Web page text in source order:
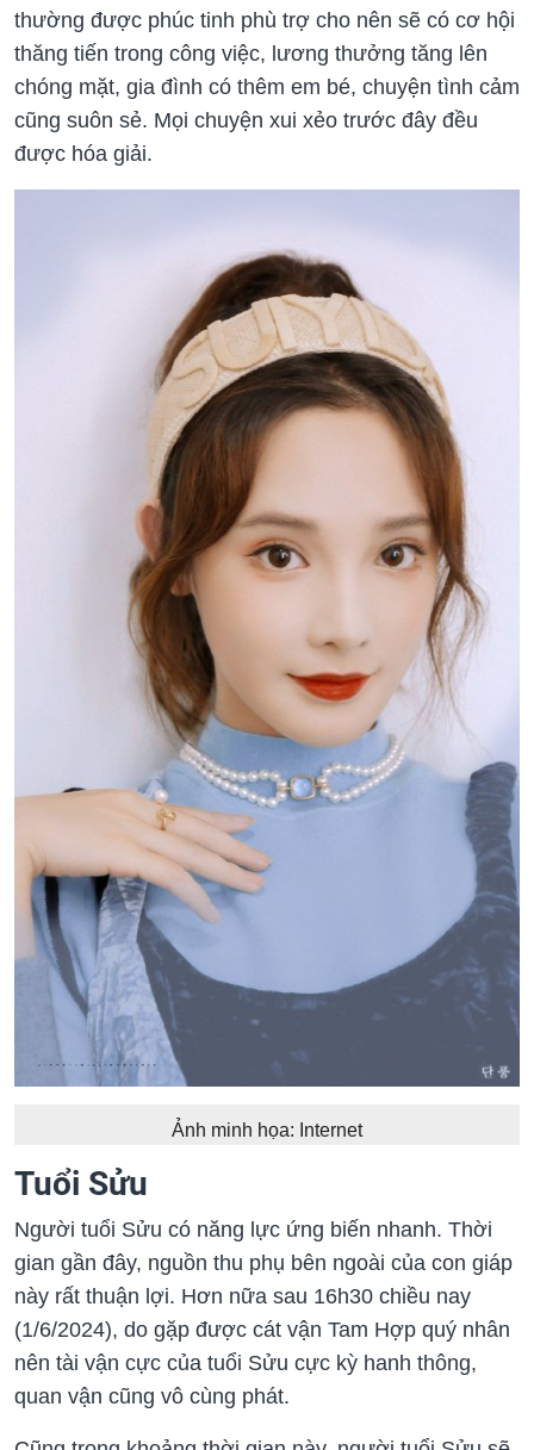
thường được phúc tinh phù trợ cho nên sẽ có cơ hội
thăng tiến trong công việc, lương thưởng tăng lên
chóng mặt, gia đình có thêm em bé, chuyện tình cảm
cũng suôn sẻ. Mọi chuyện xui xẻo trước đây đều
được hóa giải.
Ảnh minh họa: Internet
Tuổi Sửu
Người tuổi Sửu có năng lực ứng biến nhanh. Thời
gian gần đây, nguồn thu phụ bên ngoài của con giáp
này rất thuận lợi. Hơn nữa sau 16h30 chiều nay
(1/6/2024), do gặp được cát vận Tam Hợp quý nhân
nên tài vận cực của tuổi Sửu cực kỳ hanh thông,
quan vận cũng vô cùng phát.